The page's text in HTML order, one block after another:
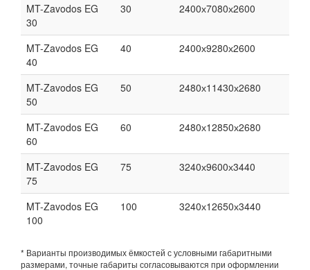
MT-Zavodos EG
30
30 2400х7080х2600
MT-Zavodos EG
40
40 2400х9280х2600
MT-Zavodos EG
50
50 2480х11430х2680
MT-Zavodos EG
60
60 2480х12850х2680
MT-Zavodos EG
75
75 3240х9600х3440
MT-Zavodos EG
100
100 3240х12650х3440
* Варианты производимых ёмкостей с условными габаритными
размерами, точные габариты согласовываются при оформлении